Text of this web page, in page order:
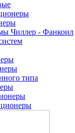
Чиллер - Фанкоил
типа